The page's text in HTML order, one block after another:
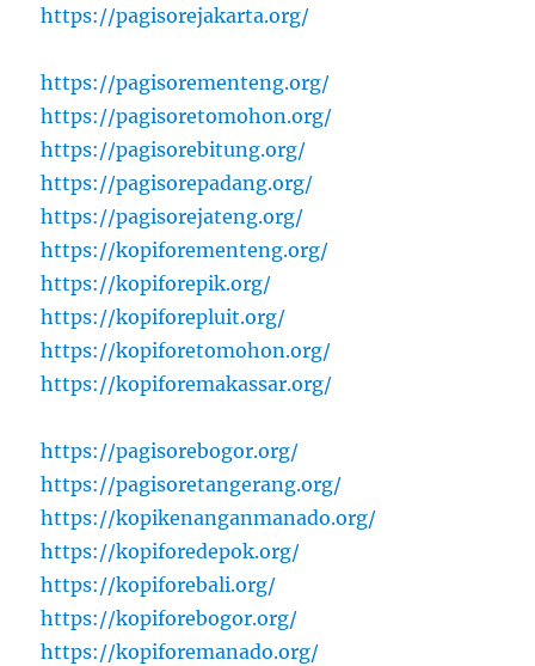
https://pagisorejakarta.org/
https://pagisorementeng.org/
https://pagisoretomohon.org/
https://pagisorebitung.org/
https://pagisorepadang.org/
https://pagisorejateng.org/
https://kopiforementeng.org/
https://kopiforepik.org/
https://kopiforepluit.org/
https://kopiforetomohon.org/
https://kopiforemakassar.org/
https://pagisorebogor.org/
https://pagisoretangerang.org/
https://kopikenanganmanado.org/
https://kopiforedepok.org/
https://kopiforebali.org/
https://kopiforebogor.org/
https://kopiforemanado.org/